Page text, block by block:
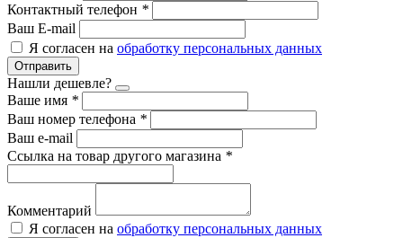
Контактный телефон *
Ваш E-mail
Я согласен на обработку персональных данных
Отправить
Нашли дешевле?
Ваше имя *
Ваш номер телефона *
Ваш e-mail
Ссылка на товар другого магазина *
Комментарий
Я согласен на обработку персональных данных